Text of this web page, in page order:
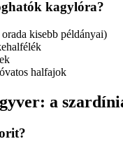
kagylóra?
kisebb példányai)
halfajok
a